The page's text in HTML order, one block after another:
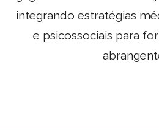
integrando estratégias
e psicossociais para